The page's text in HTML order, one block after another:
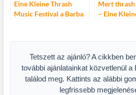
Eine Kleine Thrash
Music Festival a Barba
Mert
– Eine
Tetszett az ajánló? A cikkben
további ajánlatainkat közvetlenül a
találod meg. Kattints az alábbi
legfrissebb